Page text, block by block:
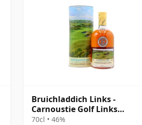
Bruichladdich Links -
Carnoustie Golf Links
Scotland Islay Singl 14 años
70cl • 46%